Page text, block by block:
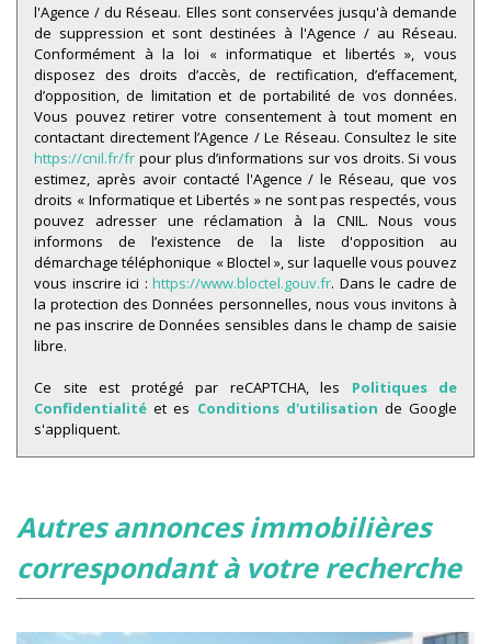
Taxe habitation
15,72 %
Taxe foncière
16,75 %
Habitants de moins de 25 ans
28,16 %
Habitants de 25 à 55 ans
39,53 %
Habitants de plus de 55 ans
32,31 %
Nombre d'enfants par famille
0,81
Familles sans enfant
52,86 %
Familles avec 1 ou 2 enfants
0,30 %
Maisons
4,29 %
Appartements
l'Agence / du Réseau. Elles sont conservées jusqu'à demande
de suppression et sont destinées à l'Agence / au Réseau.
Conformément à la loi « informatique et libertés », vous
disposez des droits d’accès, de rectification, d’effacement,
d’opposition, de limitation et de portabilité de vos données.
Vous pouvez retirer votre consentement à tout moment en
contactant directement l’Agence / Le Réseau. Consultez le site
https://cnil.fr/fr pour plus d’informations sur vos droits. Si vous
estimez, après avoir contacté l'Agence / le Réseau, que vos
droits « Informatique et Libertés » ne sont pas respectés, vous
pouvez adresser une réclamation à la CNIL. Nous vous
informons de l’existence de la liste d'opposition au
démarchage téléphonique « Bloctel », sur laquelle vous pouvez
vous inscrire ici : https://www.bloctel.gouv.fr. Dans le cadre de
la protection des Données personnelles, nous vous invitons à
ne pas inscrire de Données sensibles dans le champ de saisie
libre.
Ce site est protégé par reCAPTCHA, les Politiques de
Confidentialité et es Conditions d'utilisation de Google
s'appliquent.
autres annonces immobilières
correspondant à votre recherche